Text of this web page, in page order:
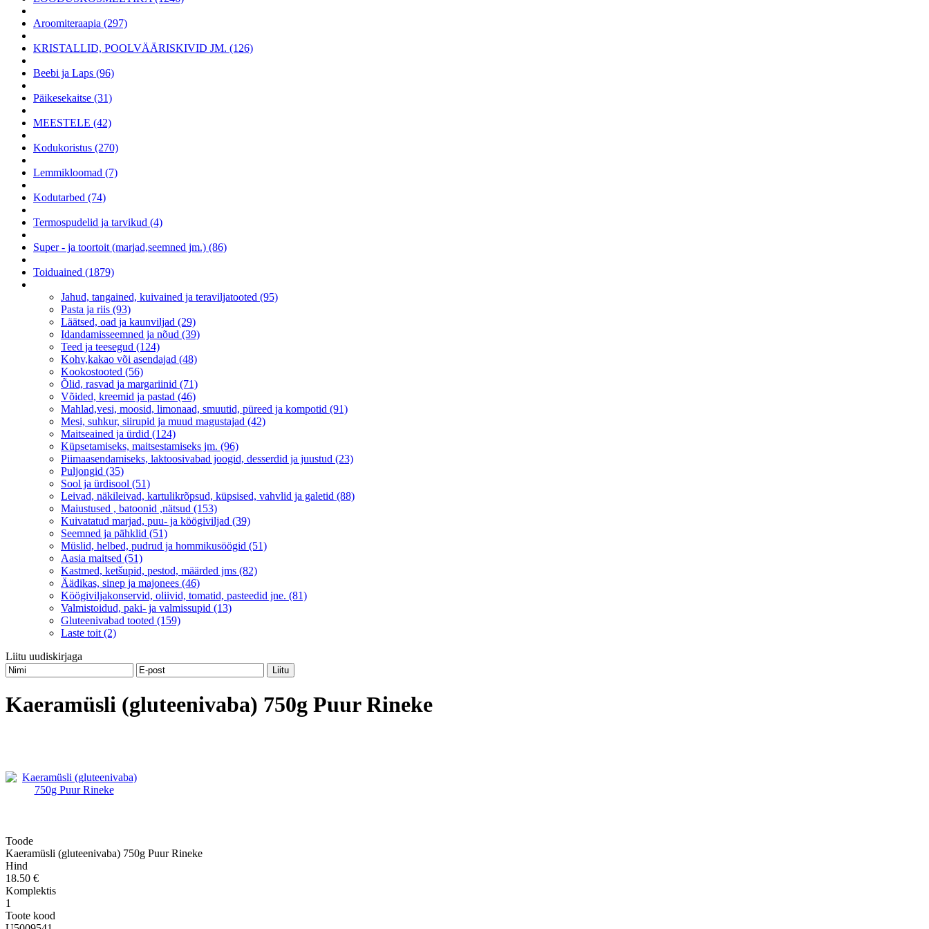
Aroomiteraapia (297)
KRISTALLID, POOLVÄÄRISKIVID JM. (126)
Beebi ja Laps (96)
Päikesekaitse (31)
MEESTELE (42)
Kodukoristus (270)
Lemmikloomad (7)
Kodutarbed (74)
Termospudelid ja tarvikud (4)
Super - ja toortoit (marjad,seemned jm.) (86)
Toiduained (1879)
Jahud, tangained, kuivained ja teraviljatooted (95)
Pasta ja riis (93)
Läätsed, oad ja kaunviljad (29)
Idandamisseemned ja nõud (39)
Teed ja teesegud (124)
Kohv,kakao või asendajad (48)
Kookostooted (56)
Õlid, rasvad ja margariinid (71)
Võided, kreemid ja pastad (46)
Mahlad,vesi, moosid, limonaad, smuutid, püreed ja kompotid (91)
Mesi, suhkur, siirupid ja muud magustajad (42)
Maitseained ja ürdid (124)
Küpsetamiseks, maitsestamiseks jm. (96)
Piimaasendamiseks, laktoosivabad joogid, desserdid ja juustud (23)
Puljongid (35)
Sool ja ürdisool (51)
Leivad, näkileivad, kartulikrõpsud, küpsised, vahvlid ja galetid (88)
Maiustused , batoonid ,nätsud (153)
Kuivatatud marjad, puu- ja köögiviljad (39)
Seemned ja pähklid (51)
Müslid, helbed, pudrud ja hommikusöögid (51)
Aasia maitsed (51)
Kastmed, ketšupid, pestod, määrded jms (82)
Äädikas, sinep ja majonees (46)
Köögiviljakonservid, oliivid, tomatid, pasteedid jne. (81)
Valmistoidud, paki- ja valmissupid (13)
Gluteenivabad tooted (159)
Laste toit (2)
Liitu uudiskirjaga
Kaeramüsli (gluteenivaba) 750g Puur Rineke
Toode
Kaeramüsli (gluteenivaba) 750g Puur Rineke
Hind
18.50 €
Komplektis
1
Toote kood